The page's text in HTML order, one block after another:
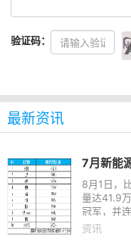
验证码：
最新资讯
8月1日，
量达41.9
冠军，并
首位。这
资讯